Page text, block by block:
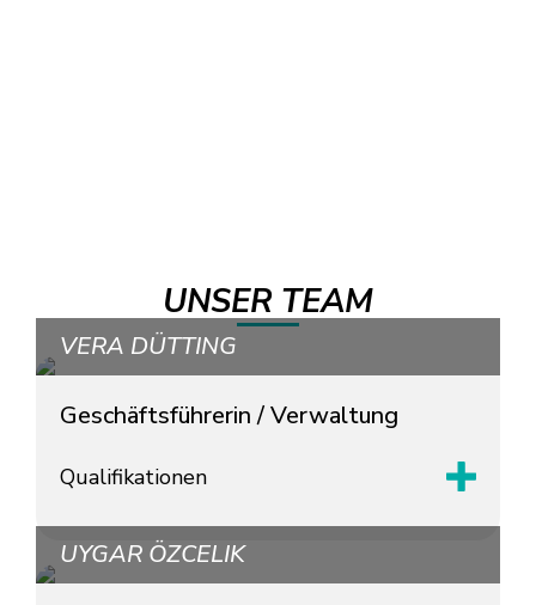
UNSER TEAM
VERA DÜTTING
Geschäftsführerin / Verwaltung
Qualifikationen
UYGAR ÖZCELIK